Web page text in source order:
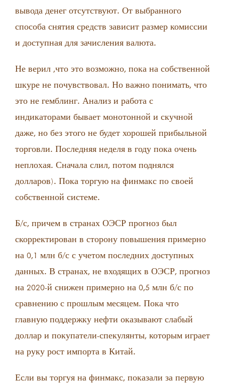
вывода денег отсутствуют. От выбранного
способа снятия средств зависит размер комиссии
и доступная для зачисления валюта.
Не верил ,что это возможно, пока на собственной
шкуре не почувствовал. Но важно понимать, что
это не гемблинг. Анализ и работа с
индикаторами бывает монотонной и скучной
даже, но без этого не будет хорошей прибыльной
торговли. Последняя неделя в году пока очень
неплохая. Сначала слил, потом поднялся
долларов). Пока торгую на финмакс по своей
собственной системе.
Б/с, причем в странах ОЭСР прогноз был
скорректирован в сторону повышения примерно
на 0,1 млн б/с с учетом последних доступных
данных. В странах, не входящих в ОЭСР, прогноз
на 2020-й снижен примерно на 0,5 млн б/с по
сравнению с прошлым месяцем. Пока что
главную поддержку нефти оказывают слабый
доллар и покупатели-спекулянты, которым играет
на руку рост импорта в Китай.
Если вы торгуя на финмакс, показали за первую